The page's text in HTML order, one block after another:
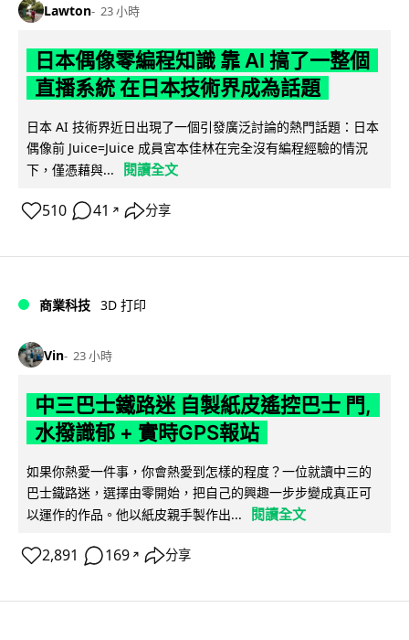
Lawton 23 小時
日本偶像零編程知識 靠 AI 搞了一整個
直播系統 在日本技術界成為話題
日本 AI 技術界近日出現了一個引發廣泛討論的熱門話題：日本
偶像前 Juice=Juice 成員宮本佳林在完全沒有編程經驗的情況
下，僅憑藉與...
閱讀全文
510 41 ↗ 分享
商業科技 3D 打印
Vin 23 小時
中三巴士鐵路迷 自製紙皮遙控巴士 門,
水撥識郁 + 實時GPS報站
如果你熱愛一件事，你會熱愛到怎樣的程度？一位就讀中三的
巴士鐵路迷，選擇由零開始，把自己的興趣一步步變成真正可
以運作的作品。他以紙皮親手製作出...
閱讀全文
2,891 169 ↗ 分享